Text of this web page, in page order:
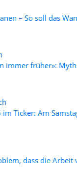
– So soll das
immer früher»:
Ticker: Am
dass die Arbeit